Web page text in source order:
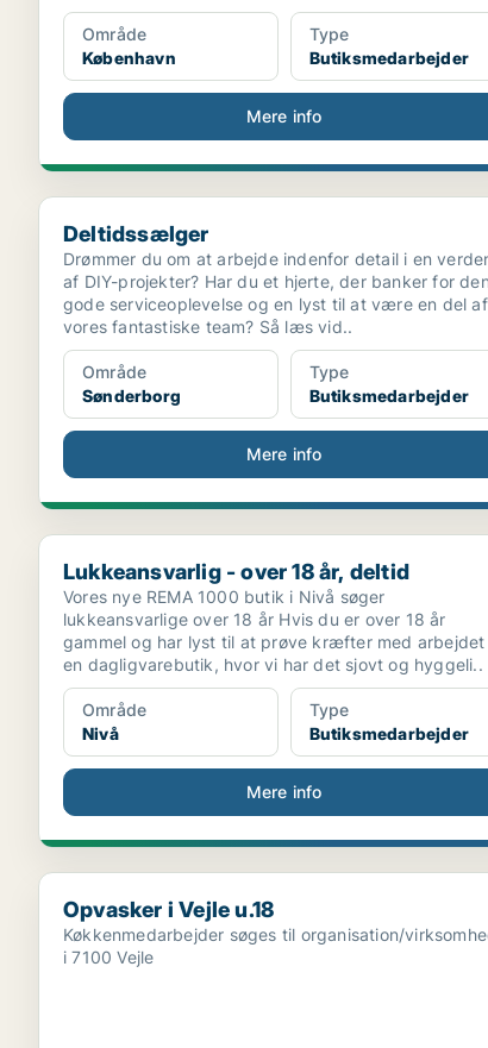
Område
København
Type
Butiksmedarbejder
Mere info
Deltidssælger
Deltidssælger
Drømmer du om at arbejde indenfor detail i en
af DIY-projekter? Har du et hjerte, der banker for den
gode serviceoplevelse og en lyst til at være en del af
vores fantastiske team? Så læs vid..
Område
Sønderborg
Type
Butiksmedarbejder
Mere info
Lukkeansvarlig - over 18 år, deltid
Lukkeansvarlig - over 18 år, deltid
Vores nye REMA 1000 butik i Nivå søger
lukkeansvarlige over 18 år Hvis du er over 18 år
gammel og har lyst til at prøve kræfter med arbejdet
en dagligvarebutik, hvor vi har det sjovt og hyggeli..
Område
Nivå
Type
Butiksmedarbejder
Mere info
Opvasker i Vejle u.18
Opvasker i Vejle u.18
Køkkenmedarbejder søges til organisation/
i 7100 Vejle